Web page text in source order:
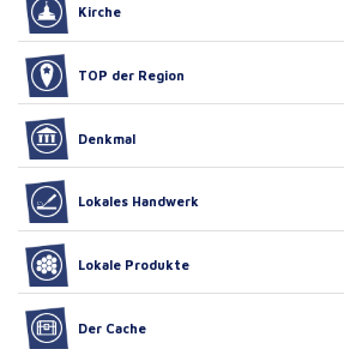
Kirche
TOP der Region
Denkmal
Lokales Handwerk
Lokale Produkte
Der Cache